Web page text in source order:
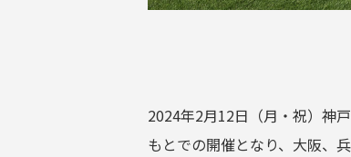
2024年2月12日（月・祝）神
もとでの開催となり、大阪、